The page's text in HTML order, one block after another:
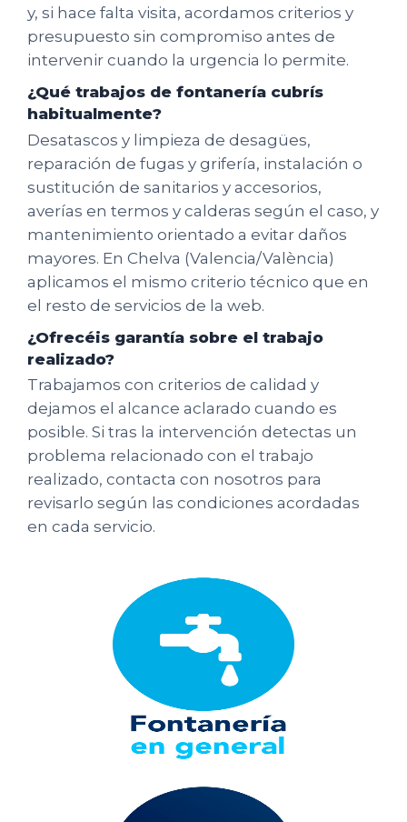
y, si hace falta visita, acordamos criterios y
presupuesto sin compromiso antes de
intervenir cuando la urgencia lo permite.
¿Qué trabajos de fontanería cubrís
habitualmente?
Desatascos y limpieza de desagües,
reparación de fugas y grifería, instalación o
sustitución de sanitarios y accesorios,
averías en termos y calderas según el caso, y
mantenimiento orientado a evitar daños
mayores. En Chelva (Valencia/València)
aplicamos el mismo criterio técnico que en
el resto de servicios de la web.
¿Ofrecéis garantía sobre el trabajo
realizado?
Trabajamos con criterios de calidad y
dejamos el alcance aclarado cuando es
posible. Si tras la intervención detectas un
problema relacionado con el trabajo
realizado, contacta con nosotros para
revisarlo según las condiciones acordadas
en cada servicio.